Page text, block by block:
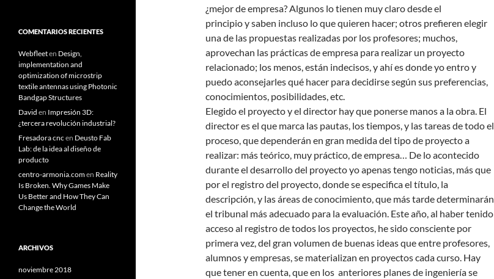
¿mejor de empresa? Algunos lo tienen muy claro desde el
principio y saben incluso lo que quieren hacer; otros prefieren elegir
una de las propuestas realizadas por los profesores; muchos,
aprovechan las prácticas de empresa para realizar un proyecto
relacionado; los menos, están indecisos, y ahí es donde yo entro y
puedo aconsejarles qué hacer para decidirse según sus preferencias,
conocimientos, posibilidades, etc.
Elegido el proyecto y el director hay que ponerse manos a la obra. El
director es el que marca las pautas, los tiempos, y las tareas de todo el
proceso, que dependerán en gran medida del tipo de proyecto a
realizar: más teórico, muy práctico, de empresa… De lo acontecido
durante el desarrollo del proyecto yo apenas tengo noticias, más que
por el registro del proyecto, donde se especifica el título, la
descripción, y las áreas de conocimiento, que más tarde determinarán
el tribunal más adecuado para la evaluación. Este año, al haber tenido
acceso al registro de todos los proyectos, he sido consciente por
primera vez, del gran volumen de buenas ideas que entre profesores,
alumnos y empresas, se materializan en proyectos cada curso. Hay
que tener en cuenta, que en los anteriores planes de ingeniería se
COMENTARIOS RECIENTES
Webfleeten Design,
implementation and
optimization of microstrip
textile antennas using Photonic
Bandgap Structures
David en Impresión 3D:
¿tercera revolución industrial?
Fresadora cnc en Deusto Fab
Lab: de la idea al diseño de
producto
centro-armonia.comen Reality
Is Broken. Why Games Make
Us Better and How They Can
Change the World
ARCHIVOS
noviembre 2018